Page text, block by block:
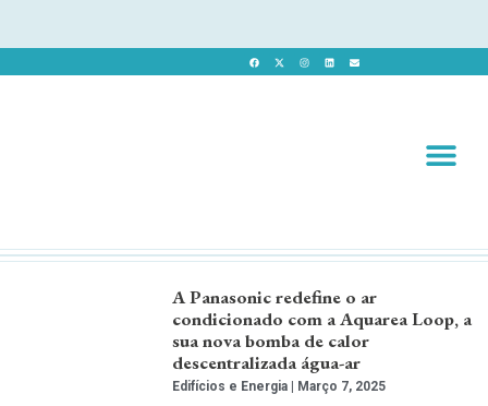
A Panasonic redefine o ar
condicionado com a Aquarea Loop, a
sua nova bomba de calor
descentralizada água-ar
Edifícios e Energia Março 7, 2025